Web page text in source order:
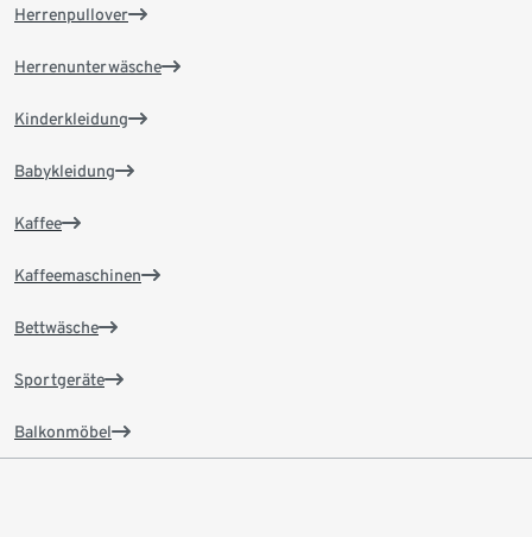
Herrenpullover
Herrenunterwäsche
Kinderkleidung
Babykleidung
Kaffee
Kaffeemaschinen
Bettwäsche
Sportgeräte
Balkonmöbel